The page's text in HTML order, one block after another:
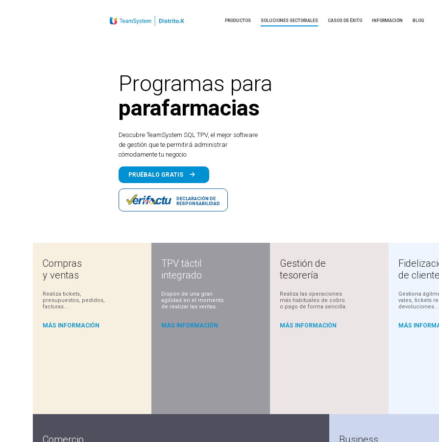
PRODUCTOS SOLUCIONES SECTORIALES CASOS DE ÉXITO INFORMACIÓN BLOG
Programas para
parafarmacias
Descubre TeamSystem SQL TPV, el mejor software
de gestión que te permitirá administrar
cómodamente tu negocio.
PRUÉBALO GRATIS
DECLARACIÓN DE
RESPONSABILIDAD
Compras
y ventas
Realiza tickets,
presupuestos, pedidos,
facturas...
MÁS INFORMACIÓN
TPV táctil
integrado
Dispón de una gran
agilidad en el momento
de realizar las ventas.
MÁS INFORMACIÓN
Gestión de
tesorería
Realiza las operaciones
más habituales de cobro
o pago de forma sencilla.
MÁS INFORMACIÓN
de
Gestiona
vales, tickets
devoluciones...
MÁS
Comercio
Business